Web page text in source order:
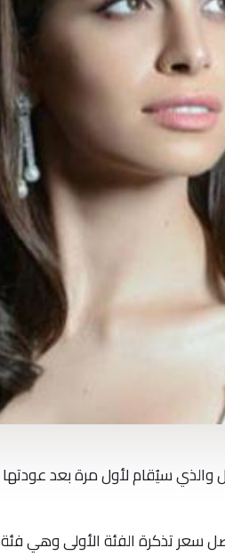
والذي سيُقام لأول مرة بعد عودتها
سعر تذكرة الفئة الأولى وهي فئة